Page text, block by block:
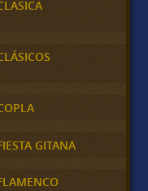
GITANA